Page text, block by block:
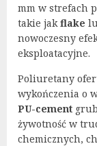
mm w strefach
takie jak flake
nowoczesny
eksploatacyjne.
Poliuretany
wykończenia o
PU-cement
żywotność w
chemicznych,